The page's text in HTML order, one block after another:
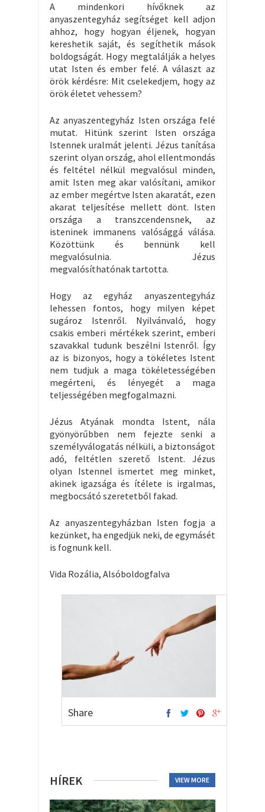
A mindenkori hívőknek az
anyaszentegyház segítséget kell adjon
ahhoz, hogy hogyan éljenek, hogyan
kereshetik saját, és segíthetik mások
boldogságát. Hogy megtalálják a helyes
utat Isten és ember felé. A választ az
örök kérdésre: Mit cselekedjem, hogy az
örök életet vehessem?
Az anyaszentegyház Isten országa felé
mutat. Hitünk szerint Isten országa
Istennek uralmát jelenti. Jézus tanítása
szerint olyan ország, ahol ellentmondás
és feltétel nélkül megvalósul minden,
amit Isten meg akar valósítani, amikor
az ember megértve Isten akaratát, ezen
akarat teljesítése mellett dönt. Isten
országa a transzcendensnek, az
isteninek immanens valósággá válása.
Közöttünk és bennünk kell
megvalósulnia. Jézus
megvalósíthatónak tartotta.
Hogy az egyház anyaszentegyház
lehessen fontos, hogy milyen képet
sugároz Istenről. Nyilvánvaló, hogy
csakis emberi mértékek szerint, emberi
szavakkal tudunk beszélni Istenről. Így
az is bizonyos, hogy a tökéletes Istent
nem tudjuk a maga tökéletességében
megérteni, és lényegét a maga
teljességében megfogalmazni.
Jézus Atyának mondta Istent, nála
gyönyörűbben nem fejezte senki a
személyválogatás nélküli, a biztonságot
adó, feltétlen szerető Istent. Jézus
olyan Istennel ismertet meg minket,
akinek igazsága és ítélete is irgalmas,
megbocsátó szeretetből fakad.
Az anyaszentegyházban Isten fogja a
kezünket, ha engedjük neki, de egymásét
is fognunk kell.
Vida Rozália, Alsóboldogfalva
Share
HÍREK VIEW MORE